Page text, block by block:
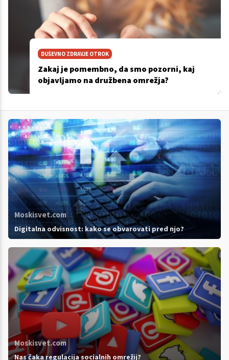
DUŠEVNO ZDRAVJE OTROK
Zakaj je pomembno, da smo pozorni, kaj
objavljamo na družbena omrežja?
Moskisvet.com
Digitalna odvisnost: kako se obvarovati pred njo?
Moskisvet.com
Nas čaka regulacija socialnih omrežij?